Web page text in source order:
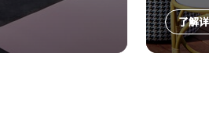
了解